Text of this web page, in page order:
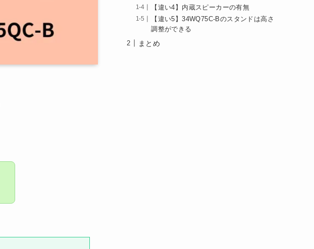
【違い4】内蔵スピーカーの有無
【違い5】34WQ75C-Bのスタンドは高さ
調整ができる
まとめ